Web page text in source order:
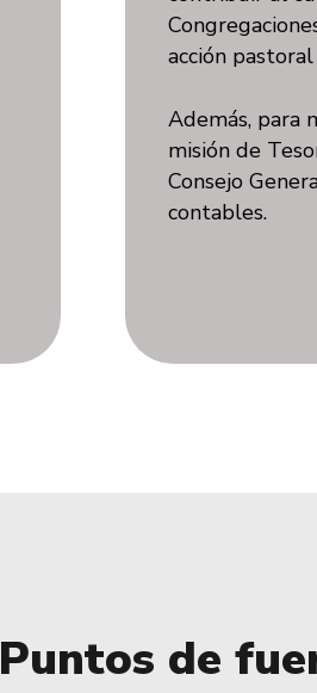
acción
Además, para
misión de
Consejo
contables.
Puntos de